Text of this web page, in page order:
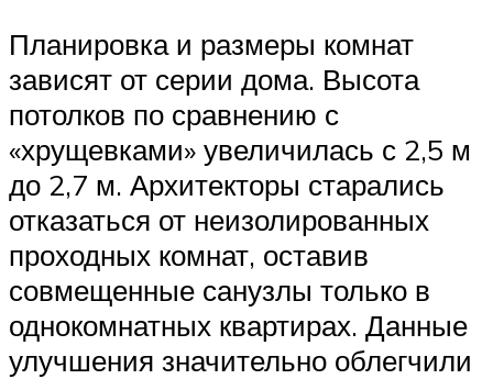
Планировка и размеры комнат
зависят от серии дома. Высота
потолков по сравнению с
«хрущевками» увеличилась с 2,5 м
до 2,7 м. Архитекторы старались
отказаться от неизолированных
проходных комнат, оставив
совмещенные санузлы только в
однокомнатных квартирах. Данные
улучшения значительно облегчили